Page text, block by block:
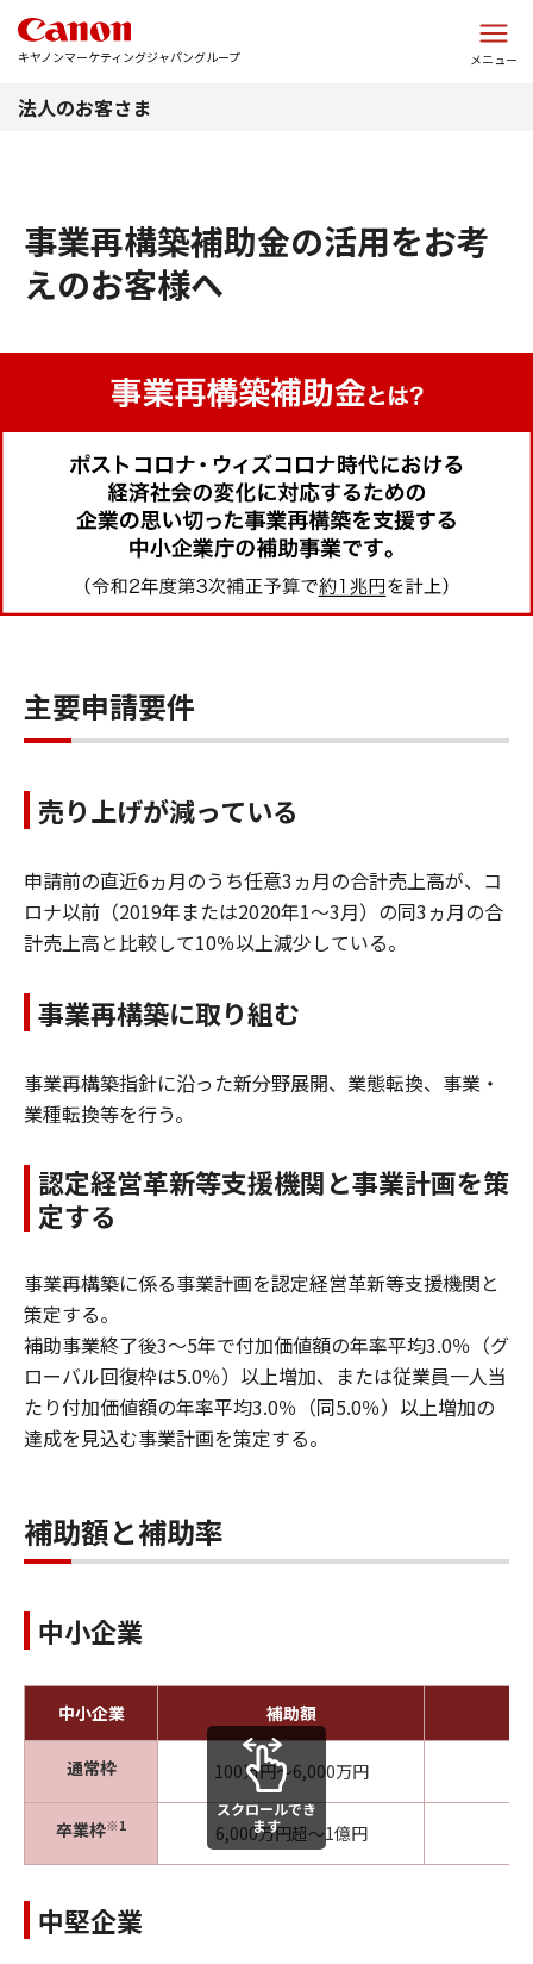
キヤノンマーケティングジャパングループ メニュー
法人のお客さま
事業再構築補助金の活用をお考
えのお客様へ
主要申請要件
売り上げが減っている
申請前の直近6ヵ月のうち任意3ヵ月の合計売上高が、コ
ロナ以前（2019年または2020年1～3月）の同3ヵ月の合
計売上高と比較して10％以上減少している。
事業再構築に取り組む
事業再構築指針に沿った新分野展開、業態転換、事業・
業種転換等を行う。
認定経営革新等支援機関と事業計画を策
定する
事業再構築に係る事業計画を認定経営革新等支援機関と
策定する。
補助事業終了後3～5年で付加価値額の年率平均3.0％（グ
ローバル回復枠は5.0％）以上増加、または従業員一人当
たり付加価値額の年率平均3.0％（同5.0％）以上増加の
達成を見込む事業計画を策定する。
補助額と補助率
中小企業
中小企業 補助額
通常枠 100万円～6,000万円
卒業枠※1 6,000万円超～1億円
スクロールでき
ます
中堅企業